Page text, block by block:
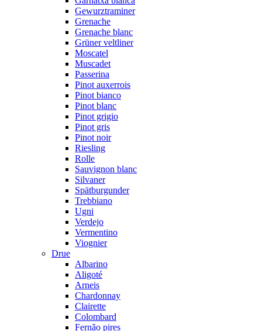
Gewurztraminer
Grenache
Grenache blanc
Grüner veltliner
Moscatel
Muscadet
Passerina
Pinot auxerrois
Pinot bianco
Pinot blanc
Pinot grigio
Pinot gris
Pinot noir
Riesling
Rolle
Sauvignon blanc
Silvaner
Spätburgunder
Trebbiano
Ugni
Verdejo
Vermentino
Viognier
Drue
Albarino
Aligoté
Arneis
Chardonnay
Clairette
Colombard
Fernão pires